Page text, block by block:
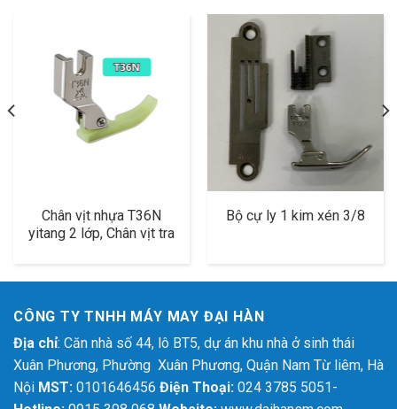
Chân vịt nhựa T36N
yitang 2 lớp, Chân vịt tra
Bộ cự ly 1 kim xén 3/8
CÔNG TY TNHH MÁY MAY ĐẠI HÀN
Địa chỉ: Căn nhà số 44, lô BT5, dự án khu nhà ở sinh thái
Xuân Phương, Phường Xuân Phương, Quận Nam Từ liêm, Hà
Nội MST: 0101646456 Điện Thoại: 024 3785 5051-